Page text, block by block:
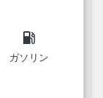
local_gas_station
ガソリン